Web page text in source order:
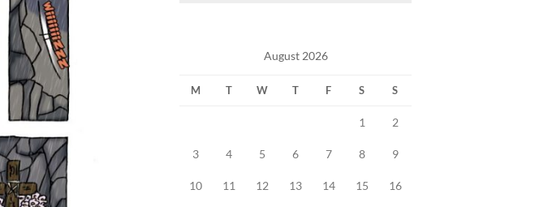
August 2026
M T W T F S S
1 2
3 4 5 6 7 8 9
10 11 12 13 14 15 16